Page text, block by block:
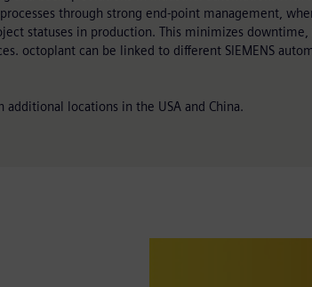
through strong end-point management,
statuses in production. This minimizes downtime,
octoplant can be linked to different SIEMENS
additional locations in the USA and China.